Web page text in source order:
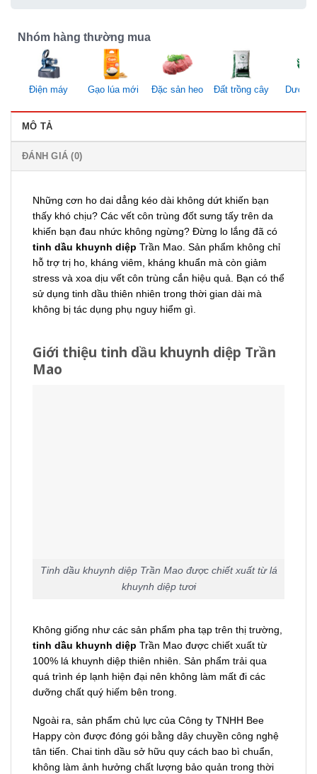
Nhóm hàng thường mua
Điện máy Gạo lúa mới Đặc sản heo Đất trồng cây Dược
MÔ TẢ
ĐÁNH GIÁ (0)
Những cơn ho dai dẳng kéo dài không dứt khiến bạn
thấy khó chịu? Các vết côn trùng đốt sưng tấy trên da
khiến bạn đau nhức không ngừng? Đừng lo lắng đã có
tinh dầu khuynh diệp Trần Mao. Sản phẩm không chỉ
hỗ trợ trị ho, kháng viêm, kháng khuẩn mà còn giảm
stress và xoa dịu vết côn trùng cắn hiệu quả. Bạn có thể
sử dụng tinh dầu thiên nhiên trong thời gian dài mà
không bị tác dụng phụ nguy hiểm gì.
Giới thiệu tinh dầu khuynh diệp Trần
Mao
Tinh dầu khuynh diệp Trần Mao được chiết xuất từ lá
khuynh diệp tươi
Không giống như các sản phẩm pha tạp trên thị trường,
tinh dầu khuynh diệp Trần Mao được chiết xuất từ
100% lá khuynh diệp thiên nhiên. Sản phẩm trải qua
quá trình ép lạnh hiện đại nên không làm mất đi các
dưỡng chất quý hiếm bên trong.
Ngoài ra, sản phẩm chủ lực của Công ty TNHH Bee
Happy còn được đóng gói bằng dây chuyền công nghệ
tân tiến. Chai tinh dầu sở hữu quy cách bao bì chuẩn,
không làm ảnh hưởng chất lượng bảo quản trong thời